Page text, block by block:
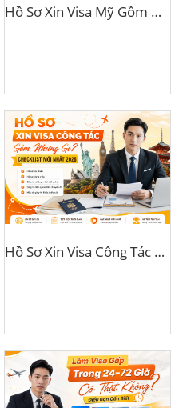
Hồ Sơ Xin Visa Mỹ Gồm Những Gì? Hướng Dẫn Chi Tiết 2026
Hồ Sơ Xin Visa Công Tác Gồm Những Gì? Checklist Mới Nhất 2026